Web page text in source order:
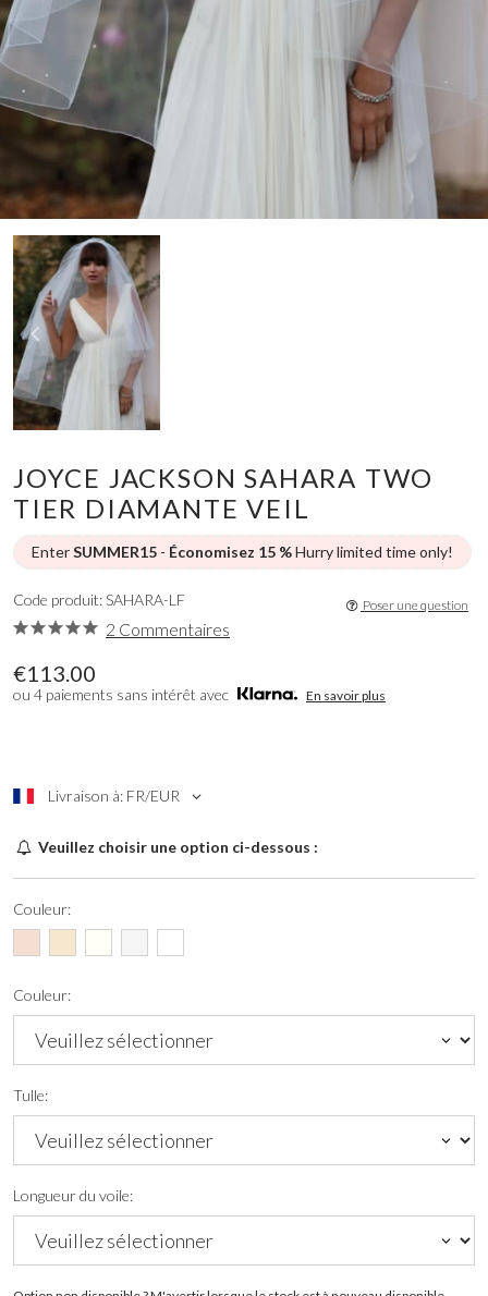
JOYCE JACKSON SAHARA TWO
TIER DIAMANTE VEIL
EnterSUMMER15 - Économisez 15 %Hurry limited time only!
€113.00
ou 4 paiements sans intérêt avec En savoir plus
Livraison à: FR/EUR
Code produit: SAHARA-LF
2 Commentaires
Poser une question
Veuillez choisir une option ci-dessous :
Couleur:
Couleur:
Tulle:
Longueur du voile: